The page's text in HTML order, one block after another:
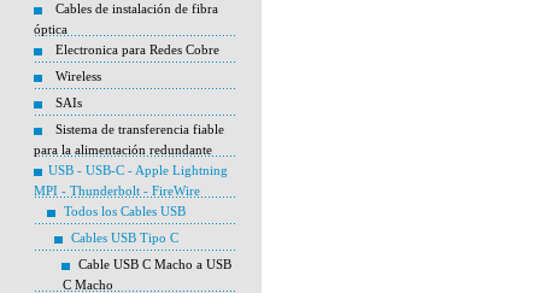
Cables de instalación de fibra
óptica
Electronica para Redes Cobre
Wireless
SAIs
Sistema de transferencia fiable
para la alimentación redundante
USB - USB-C - Apple Lightning
MPI - Thunderbolt - FireWire
Todos los Cables USB
Cables USB Tipo C
Cable USB C Macho a USB
C Macho